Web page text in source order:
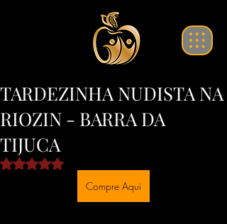
TARDEZINHA NUDISTA NA
RIOZIN - BARRA DA
TIJUCA
Avaliado com NaN de 5 estrelas.
Compre Aqui